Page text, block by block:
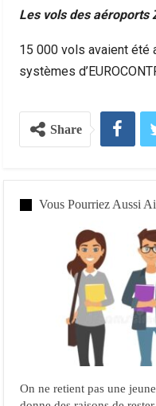
Les vols des aéroports
15 000 vols avaient été
systèmes
Share
Vous Pourriez Aussi
On ne retient pas une